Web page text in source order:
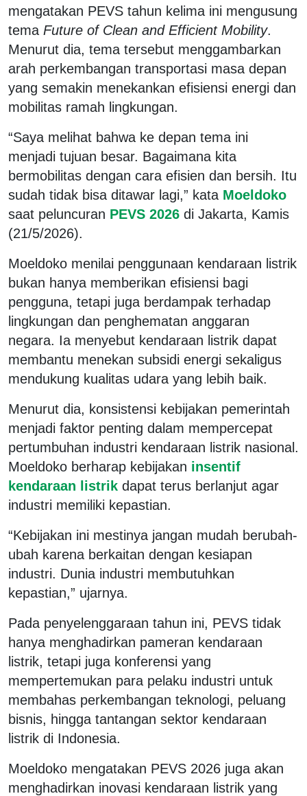
mengatakan PEVS tahun kelima ini mengusung
tema Future of Clean and Efficient Mobility.
Menurut dia, tema tersebut menggambarkan
arah perkembangan transportasi masa depan
yang semakin menekankan efisiensi energi dan
mobilitas ramah lingkungan.
“Saya melihat bahwa ke depan tema ini
menjadi tujuan besar. Bagaimana kita
bermobilitas dengan cara efisien dan bersih. Itu
sudah tidak bisa ditawar lagi,” kata Moeldoko
saat peluncuran PEVS 2026 di Jakarta, Kamis
(21/5/2026).
Moeldoko menilai penggunaan kendaraan listrik
bukan hanya memberikan efisiensi bagi
pengguna, tetapi juga berdampak terhadap
lingkungan dan penghematan anggaran
negara. Ia menyebut kendaraan listrik dapat
membantu menekan subsidi energi sekaligus
mendukung kualitas udara yang lebih baik.
Menurut dia, konsistensi kebijakan pemerintah
menjadi faktor penting dalam mempercepat
pertumbuhan industri kendaraan listrik nasional.
Moeldoko berharap kebijakan insentif
kendaraan listrik dapat terus berlanjut agar
industri memiliki kepastian.
“Kebijakan ini mestinya jangan mudah berubah-
ubah karena berkaitan dengan kesiapan
industri. Dunia industri membutuhkan
kepastian,” ujarnya.
Pada penyelenggaraan tahun ini, PEVS tidak
hanya menghadirkan pameran kendaraan
listrik, tetapi juga konferensi yang
mempertemukan para pelaku industri untuk
membahas perkembangan teknologi, peluang
bisnis, hingga tantangan sektor kendaraan
listrik di Indonesia.
Moeldoko mengatakan PEVS 2026 juga akan
menghadirkan inovasi kendaraan listrik yang